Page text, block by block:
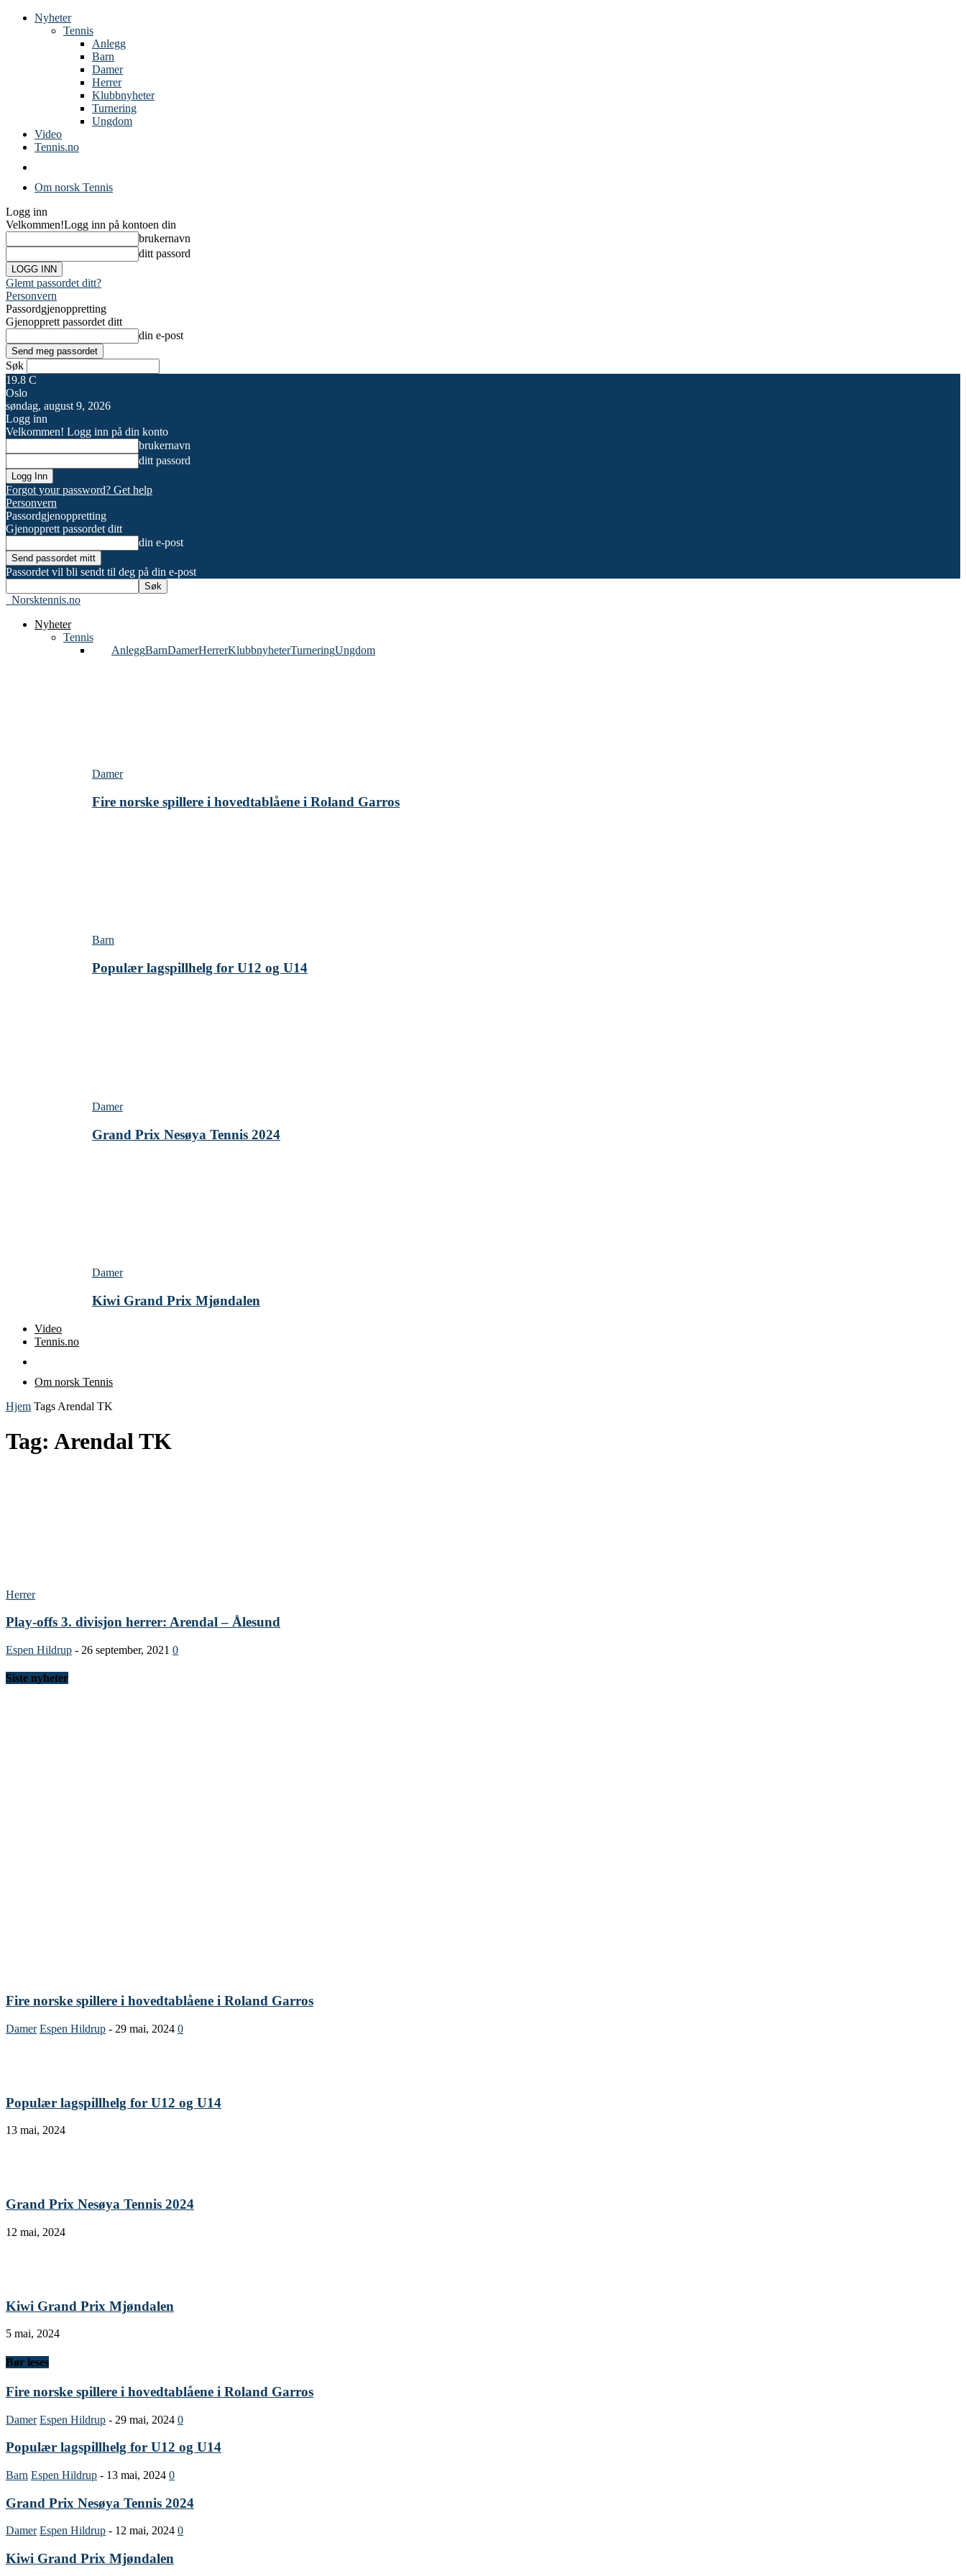
Nyheter
Tennis
Anlegg
Barn
Damer
Herrer
Klubbnyheter
Turnering
Ungdom
Video
Tennis.no
Om norsk Tennis
Logg inn
Velkommen!Logg inn på kontoen din
brukernavn
ditt passord
Glemt passordet ditt?
Personvern
Passordgjenoppretting
Gjenopprett passordet ditt
din e-post
Søk
19.8 C
Oslo
søndag, august 9, 2026
Logg inn
Velkommen! Logg inn på din konto
brukernavn
ditt passord
Forgot your password? Get help
Personvern
Passordgjenoppretting
Gjenopprett passordet ditt
din e-post
Passordet vil bli sendt til deg på din e-post
Norsktennis.no
Nyheter
Tennis
AnleggBarnDamerHerrerKlubbnyheterTurneringUngdom
Damer
Fire norske spillere i hovedtablåene i Roland Garros
Barn
Populær lagspillhelg for U12 og U14
Damer
Grand Prix Nesøya Tennis 2024
Damer
Kiwi Grand Prix Mjøndalen
Video
Tennis.no
Om norsk Tennis
Hjem Tags Arendal TK
Tag: Arendal TK
Herrer
Play-offs 3. divisjon herrer: Arendal – Ålesund
Espen Hildrup - 26 september, 2021 0
Siste nyheter
Fire norske spillere i hovedtablåene i Roland Garros
Damer Espen Hildrup - 29 mai, 2024 0
Populær lagspillhelg for U12 og U14
13 mai, 2024
Grand Prix Nesøya Tennis 2024
12 mai, 2024
Kiwi Grand Prix Mjøndalen
5 mai, 2024
Bør leses
Fire norske spillere i hovedtablåene i Roland Garros
Damer Espen Hildrup - 29 mai, 2024 0
Populær lagspillhelg for U12 og U14
Barn Espen Hildrup - 13 mai, 2024 0
Grand Prix Nesøya Tennis 2024
Damer Espen Hildrup - 12 mai, 2024 0
Kiwi Grand Prix Mjøndalen